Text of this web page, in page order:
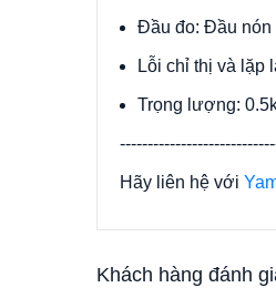
Đầu đo: Đầu nón
Lỗi chỉ thị và lặp
Trọng lượng:
Hãy liên hệ với
Khách hàng đánh